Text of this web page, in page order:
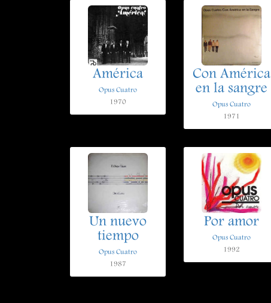
América
Opus Cuatro
1970
Con América
en la sangre
Opus Cuatro
1971
Un nuevo
tiempo
Opus Cuatro
1987
Por amor
Opus Cuatro
1992